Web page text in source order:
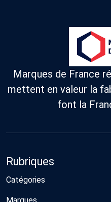
Marques de France
mettent en valeur la
font la
Rubriques
Catégories